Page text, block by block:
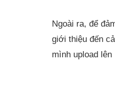
Ngoài ra, để
giới thiệu đến
mình upload lên